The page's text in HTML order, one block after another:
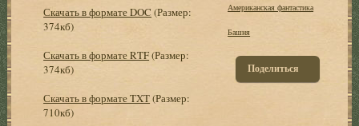
Скачать в формате DOC (Размер:
374кб)
Скачать в формате RTF(Размер:
374кб)
Скачать в формате TXT(Размер:
710кб)
Американская фантастика
Башня
Поделиться